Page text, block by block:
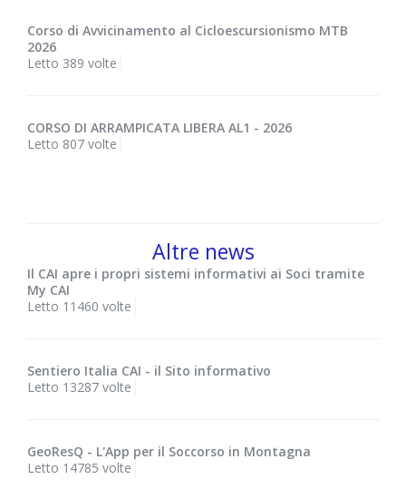
Corso di Avvicinamento al Cicloescursionismo MTB
2026
Letto 389 volte
CORSO DI ARRAMPICATA LIBERA AL1 - 2026
Letto 807 volte
Altre news
Il CAI apre i propri sistemi informativi ai Soci tramite
My CAI
Letto 11460 volte
Sentiero Italia CAI - il Sito informativo
Letto 13287 volte
GeoResQ - L'App per il Soccorso in Montagna
Letto 14785 volte